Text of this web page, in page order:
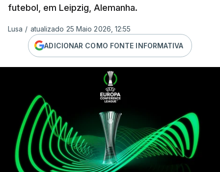
futebol, em Leipzig, Alemanha.
Lusa / atualizado 25 Maio 2026, 12:55
ADICIONAR COMO FONTE INFORMATIVA